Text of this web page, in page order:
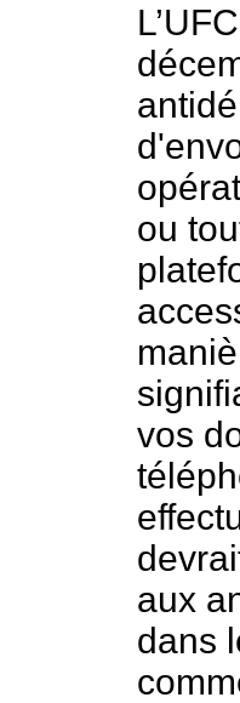
ou
vos
aux
dans